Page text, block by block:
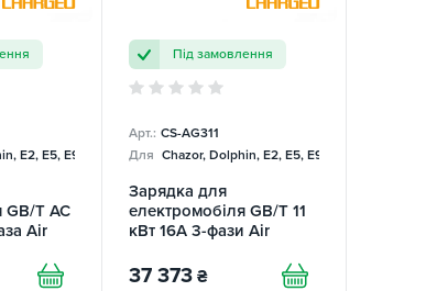
E2, E5, E9, Mercedes
GB/T AC
Air
Під замовлення
Арт.: CS-AG311
Для Chazor, Dolphin, E2, E5, E9, Mercedes
Зарядка для
електромобіля GB/T 11
кВт 16A 3-фази Air
37 373 ₴